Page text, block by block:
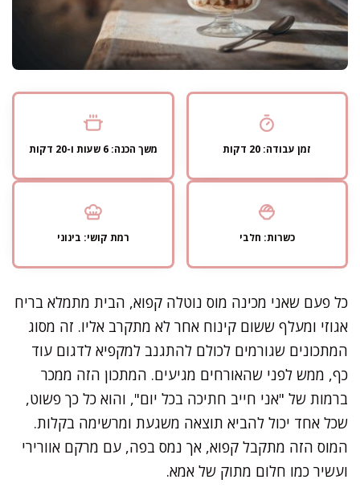
זמן עבודה: 20 דקות משך הכנה: 6 שעות ו-20 דקות
כשרות: חלבי רמת קושי: בינוני
כל פעם שאני מכינה מוס נוטלה קפוא, הבית מתמלא בריח
אגוזי ומעלף ששום קינוח אחר לא מתקרב אליו. זה מסוג
המתכונים שגורמים לכולם להתגנב למקפיא לדגום עוד
כף, ממש לפני שהאורחים מגיעים. המתכון הזה ממכר
ברמות של "אני חייב חתיכה בכל יום", והוא כל כך פשוט,
שכל אחד יכול להביא תוצאה משגעת ומרשימה בקלות.
המוס הזה מתקבל קפוא, אך נמס בפה, עם מרקם אוורירי
ועשיר כמו חלום מתוק של אמא.